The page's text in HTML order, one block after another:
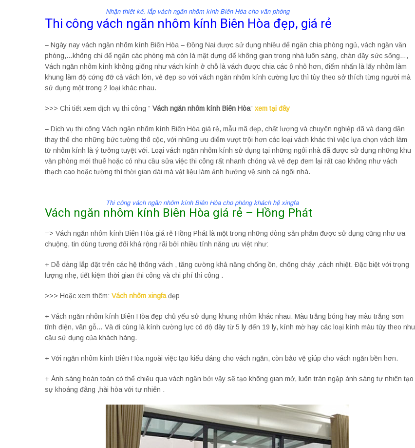
Nhận thiết kế, lắp vách ngăn nhôm kính Biên Hòa cho văn phòng
Thi công vách ngăn nhôm kính Biên Hòa đẹp, giá rẻ
– Ngày nay vách ngăn nhôm kính Biên Hòa – Đồng Nai được sử dụng nhiều để ngăn chia phòng ngủ, vách ngăn văn
phòng,…không chỉ để ngăn các phòng mà còn là mặt dựng để không gian trong nhà luôn sáng, chàn đầy sức sống…,
Vách ngăn nhôm kính không giống như vách kính ở chỗ là vách được chia các ô nhỏ hơn, điểm nhấn là lấy nhôm làm
khung làm độ cứng đỡ cả vách lớn, vẻ đẹp so với vách ngăn nhôm kính cường lực thì tùy theo sở thích từng người mà
sử dụng một trong 2 loại khác nhau.
>>> Chi tiết xem dịch vụ thi công ” Vách ngăn nhôm kính Biên Hòa” xem tại đây
– Dịch vụ thi công Vách ngăn nhôm kính Biên Hòa giá rẻ, mẫu mã đẹp, chất lượng và chuyên nghiệp đã và đang dần
thay thế cho những bức tường thô cộc, với những ưu điểm vượt trội hơn các loại vách khác thì việc lựa chọn vách làm
từ nhôm kính là ý tưởng tuyệt với. Loại vách ngăn nhôm kính sử dụng tại những ngôi nhà đã được sử dụng những khu
văn phòng mới thuê hoặc có nhu cầu sửa việc thi công rất nhanh chóng và vẻ đẹp đem lại rất cao không như vách
thạch cao hoặc tường thì thời gian dài mà vật liệu làm ảnh hưởng vệ sinh cả ngôi nhà.
Thi công vách ngăn nhôm kính Biên Hòa cho phòng khách hệ xingfa
Vách ngăn nhôm kính Biên Hòa giá rẻ – Hồng Phát
=> Vách ngăn nhôm kính Biên Hòa giá rẻ Hồng Phát là một trong những dòng sản phẩm được sử dụng cũng như ưa
chuộng, tin dùng tương đối khá rộng rãi bởi nhiều tính năng ưu việt như:
+ Dễ dàng lắp đặt trên các hệ thống vách , tăng cường khả năng chống ồn, chống cháy ,cách nhiệt. Đặc biệt với trọng
lượng nhẹ, tiết kiệm thời gian thi công và chi phí thi công .
>>> Hoặc xem thêm: Vách nhôm xingfađẹp
+ Vách ngăn nhôm kính Biên Hòa đẹp chủ yếu sử dụng khung nhôm khác nhau. Màu trắng bóng hay màu trắng sơn
tĩnh điện, vân gỗ… Và đi cùng là kính cường lực có độ dày từ 5 ly đến 19 ly, kính mờ hay các loại kính màu tùy theo nhu
cầu sử dụng của khách hàng.
+ Với ngăn nhôm kính Biên Hòa ngoài việc tạo kiểu dáng cho vách ngăn, còn bảo vệ giúp cho vách ngăn bền hơn.
+ Ánh sáng hoàn toàn có thể chiếu qua vách ngăn bởi vậy sẽ tạo không gian mở, luôn tràn ngập ánh sáng tự nhiên tạo
sự khoáng đãng ,hài hòa với tự nhiên .